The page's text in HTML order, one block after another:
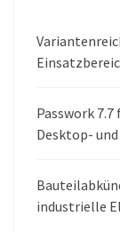
Passwork
Desktop-
industrielle